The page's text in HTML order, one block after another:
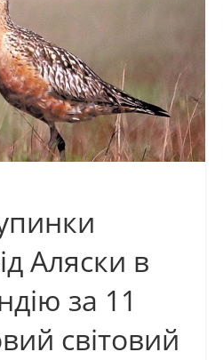
Аляски в
за 11
світовий